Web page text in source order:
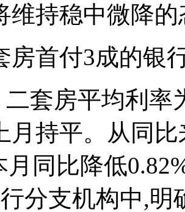
维持稳中微降
房首付3成的银
二套房平均利率
月持平。从同
月同比降低
分支机构中,